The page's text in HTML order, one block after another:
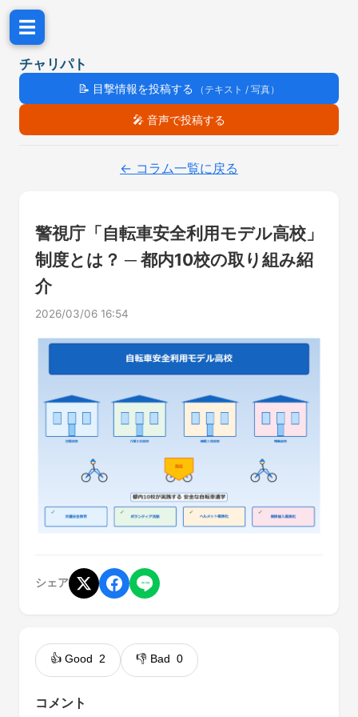
☰
チャリパト
📝 目撃情報を投稿する （テキスト / 写真）
🎤 音声で投稿する
← コラム一覧に戻る
警視庁「自転車安全利用モデル高校」
制度とは？ ─ 都内10校の取り組み紹
介
2026/03/06 16:54
シェア
👍 Good 2 👎 Bad 0
コメント